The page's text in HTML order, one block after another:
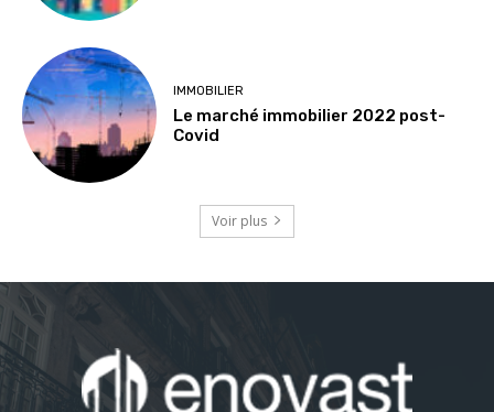
IMMOBILIER
Le marché immobilier 2022 post-
Covid
Voir plus